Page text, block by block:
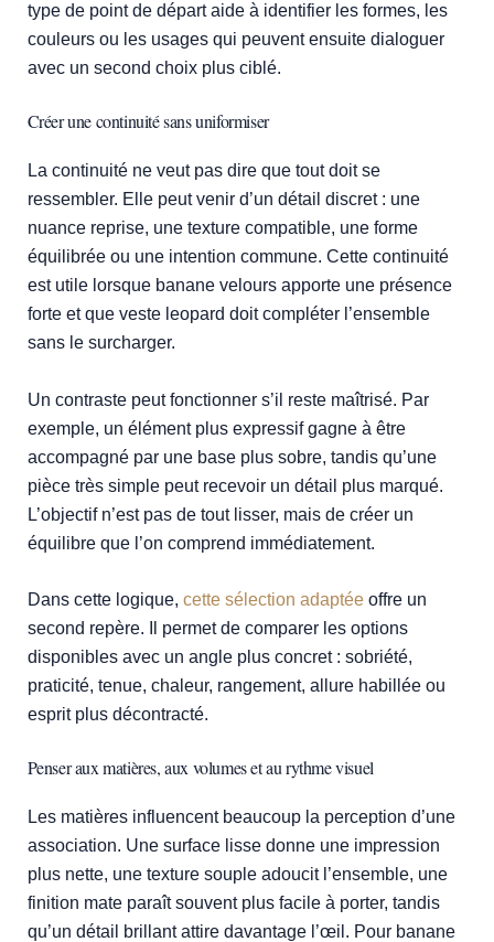
type de point de départ aide à identifier les formes, les
couleurs ou les usages qui peuvent ensuite dialoguer
avec un second choix plus ciblé.
Créer une continuité sans uniformiser
La continuité ne veut pas dire que tout doit se
ressembler. Elle peut venir d’un détail discret : une
nuance reprise, une texture compatible, une forme
équilibrée ou une intention commune. Cette continuité
est utile lorsque banane velours apporte une présence
forte et que veste leopard doit compléter l’ensemble
sans le surcharger.
Un contraste peut fonctionner s’il reste maîtrisé. Par
exemple, un élément plus expressif gagne à être
accompagné par une base plus sobre, tandis qu’une
pièce très simple peut recevoir un détail plus marqué.
L’objectif n’est pas de tout lisser, mais de créer un
équilibre que l’on comprend immédiatement.
Dans cette logique, cette sélection adaptéeoffre un
second repère. Il permet de comparer les options
disponibles avec un angle plus concret : sobriété,
praticité, tenue, chaleur, rangement, allure habillée ou
esprit plus décontracté.
Penser aux matières, aux volumes et au rythme visuel
Les matières influencent beaucoup la perception d’une
association. Une surface lisse donne une impression
plus nette, une texture souple adoucit l’ensemble, une
finition mate paraît souvent plus facile à porter, tandis
qu’un détail brillant attire davantage l’œil. Pour banane